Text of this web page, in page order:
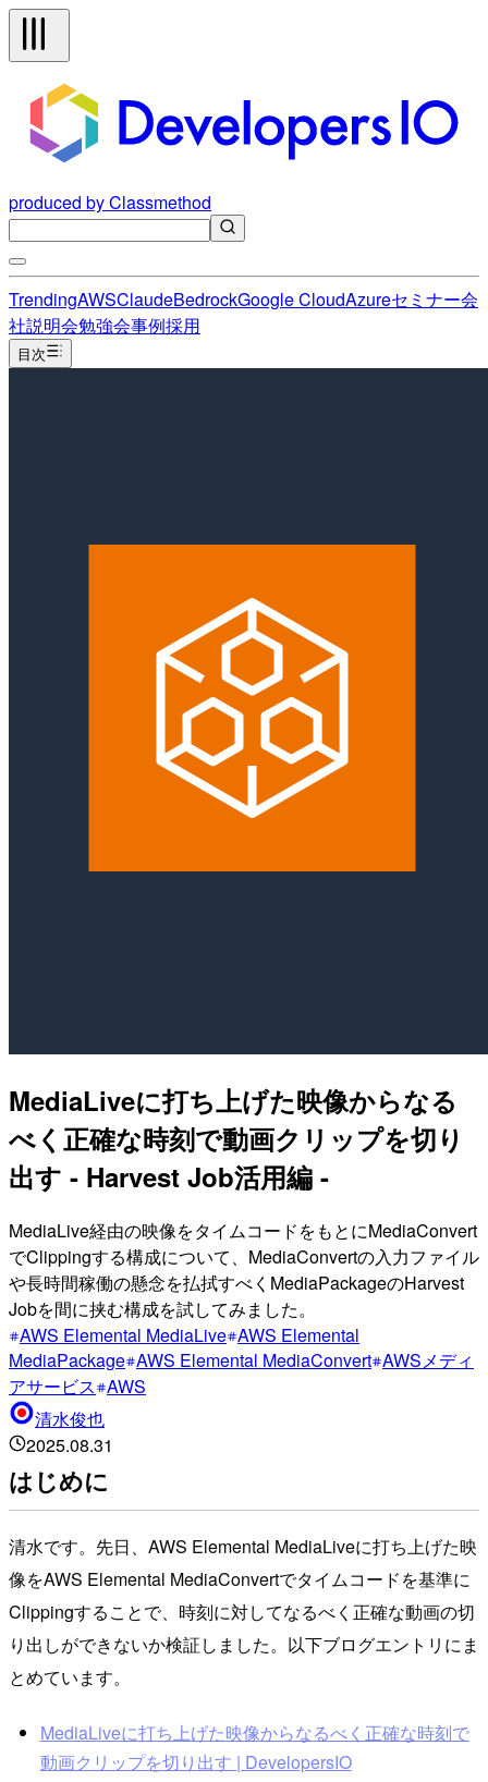
produced by Classmethod
TrendingAWSClaudeBedrockGoogle CloudAzureセミナー会
社説明会勉強会事例採用
目次
MediaLiveに打ち上げた映像からなる
べく正確な時刻で動画クリップを切り
出す - Harvest Job活用編 -
MediaLive経由の映像をタイムコードをもとにMediaConvert
でClippingする構成について、MediaConvertの入力ファイル
や長時間稼働の懸念を払拭すべくMediaPackageのHarvest
Jobを間に挟む構成を試してみました。
AWS Elemental MediaLive AWS Elemental
MediaPackage AWS Elemental MediaConvert AWSメディ
アサービス AWS
清水俊也
2025.08.31
はじめに
清水です。先日、AWS Elemental MediaLiveに打ち上げた映
像をAWS Elemental MediaConvertでタイムコードを基準に
Clippingすることで、時刻に対してなるべく正確な動画の切
り出しができないか検証しました。以下ブログエントリにま
とめています。
MediaLiveに打ち上げた映像からなるべく正確な時刻で
動画クリップを切り出す | DevelopersIO